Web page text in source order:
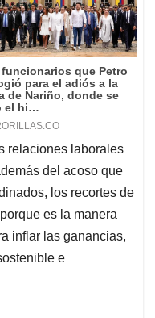
relaciones laborales
del acoso que
los recortes de
es la manera
inflar las ganancias,
e